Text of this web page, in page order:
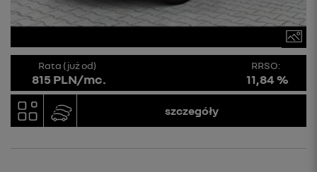
Rata (już od)
815 PLN/mc.
RRSO:
11,84 %
szczegóły